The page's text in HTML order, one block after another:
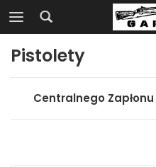
Pistolety
Centralnego Zapłonu